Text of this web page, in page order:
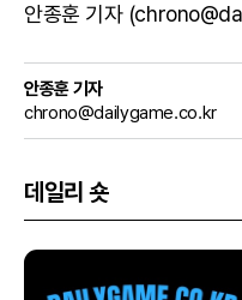
안종훈 기자
안종훈 기자
chrono@dailygame.co.kr
데일리 숏